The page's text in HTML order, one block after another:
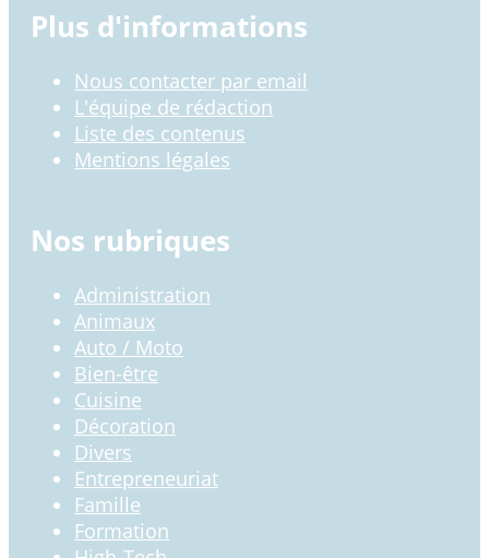
Plus d'informations
Nous contacter par email
L'équipe de rédaction
Liste des contenus
Mentions légales
Nos rubriques
Administration
Animaux
Auto / Moto
Bien-être
Cuisine
Décoration
Divers
Entrepreneuriat
Famille
Formation